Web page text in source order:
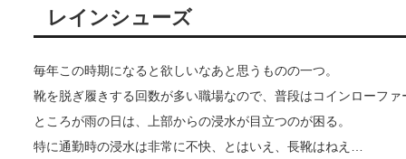
レインシューズ
毎年この時期になると欲しいなあと思うものの一つ。
靴を脱ぎ履きする回数が多い職場なので、普段はコインローファ
ところが雨の日は、上部からの浸水が目立つのが困る。
特に通勤時の浸水は非常に不快、とはいえ、長靴はねえ…